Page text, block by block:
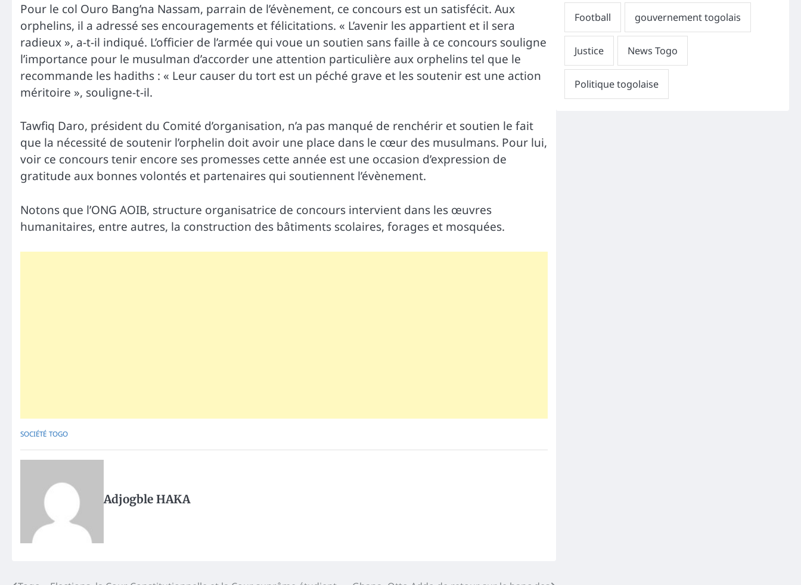
Pour le col Ouro Bang’na Nassam, parrain de l’évènement, ce concours est un satisfécit. Aux
orphelins, il a adressé ses encouragements et félicitations. « L’avenir les appartient et il sera
radieux », a-t-il indiqué. L’officier de l’armée qui voue un soutien sans faille à ce concours souligne
l’importance pour le musulman d’accorder une attention particulière aux orphelins tel que le
recommande les hadiths : « Leur causer du tort est un péché grave et les soutenir est une action
méritoire », souligne-t-il.
Tawfiq Daro, président du Comité d’organisation, n’a pas manqué de renchérir et soutien le fait
que la nécessité de soutenir l’orphelin doit avoir une place dans le cœur des musulmans. Pour lui,
voir ce concours tenir encore ses promesses cette année est une occasion d’expression de
gratitude aux bonnes volontés et partenaires qui soutiennent l’évènement.
Notons que l’ONG AOIB, structure organisatrice de concours intervient dans les œuvres
humanitaires, entre autres, la construction des bâtiments scolaires, forages et mosquées.
SOCIÉTÉ TOGO
Adjogble HAKA